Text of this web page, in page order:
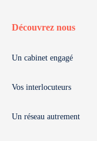
Découvrez nous
Un cabinet engagé
Vos interlocuteurs
Un réseau autrement